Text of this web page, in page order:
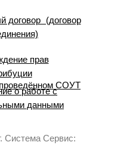
договор (договор
прав
СОУТ
о работе с
данными
Система Сервис: